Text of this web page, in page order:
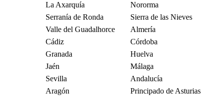
La Axarquía
Nororma
Serranía de Ronda
Sierra de las Nieves
Valle del Guadalhorce
Almería
Cádiz
Córdoba
Granada
Huelva
Jaén
Málaga
Sevilla
Andalucía
Aragón
Principado de Asturias